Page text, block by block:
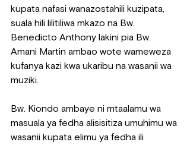
kupata nafasi wanazostahili kuzipata,
suala hili lilitiliwa mkazo na Bw.
Benedicto Anthony lakini pia Bw.
Amani Martin ambao wote wameweza
kufanya kazi kwa ukaribu na wasanii wa
muziki.
Bw. Kiondo ambaye ni mtaalamu wa
masuala ya fedha alisisitiza umuhimu wa
wasanii kupata elimu ya fedha ili